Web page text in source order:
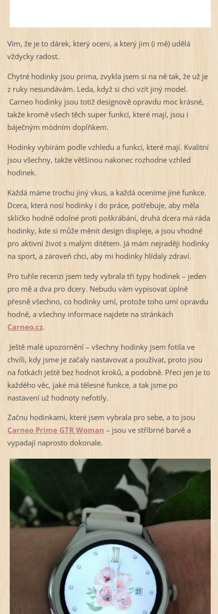
Vím, že je to dárek, který ocení, a který jim (i mě) udělá
vždycky radost.
Chytré hodinky jsou prima, zvykla jsem si na ně tak, že už je
z ruky nesundávám. Leda, když si chci vzít jiný model.
Carneo hodinky jsou totiž designově opravdu moc krásné,
takže kromě všech těch super funkcí, které mají, jsou i
báječným módním doplňkem.
Hodinky vybírám podle vzhledu a funkcí, které mají. Kvalitní
jsou všechny, takže většinou nakonec rozhodne vzhled
hodinek.
Každá máme trochu jiný vkus, a každá oceníme jiné funkce.
Dcera, která nosí hodinky i do práce, potřebuje, aby měla
sklíčko hodně odolné proti poškrábání, druhá dcera má ráda
hodinky, kde si může měnit design displeje, a jsou vhodné
pro aktivní život s malým dítětem. Já mám nejraději hodinky
na sport, a zároveň chci, aby mi hodinky hlídaly zdraví.
Pro tuhle recenzi jsem tedy vybrala tři typy hodinek – jeden
pro mě a dva pro dcery. Nebudu vám vypisovat úplně
přesně všechno, co hodinky umí, protože toho umí opravdu
hodně, a všechny informace najdete na stránkách
Carneo.cz.
Ještě malé upozornění – všechny hodinky jsem fotila ve
chvíli, kdy jsme je začaly nastavovat a používat, proto jsou
na fotkách ještě bez hodnot kroků, a podobně. Přeci jen je to
každého věc, jaké má tělesné funkce, a tak jsme po
nastavení už hodnoty nefotily.
Začnu hodinkami, které jsem vybrala pro sebe, a to jsou
Carneo Prime GTR Woman – jsou ve stříbrné barvě a
vypadají naprosto dokonale.